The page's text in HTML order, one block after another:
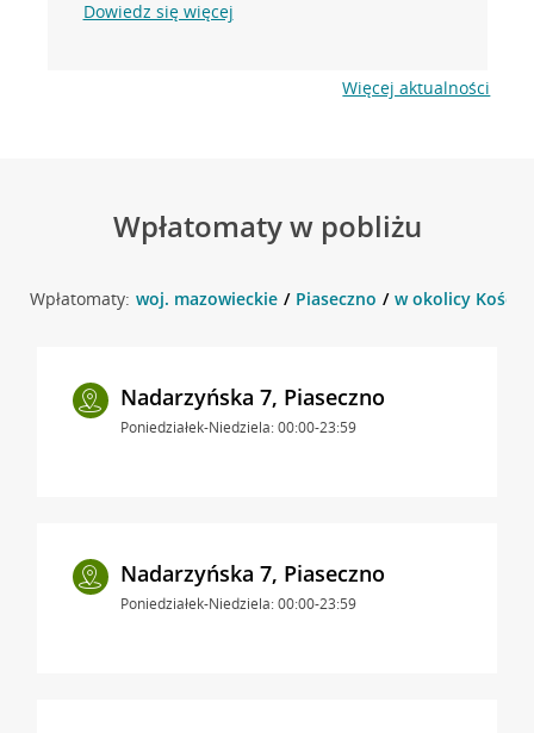
Dowiedz się więcej
Więcej aktualności
Wpłatomaty w pobliżu
Wpłatomaty: woj. mazowieckie Piaseczno w okolicy
Nadarzyńska 7, Piaseczno
Poniedziałek-Niedziela: 00:00-23:59
Nadarzyńska 7, Piaseczno
Poniedziałek-Niedziela: 00:00-23:59